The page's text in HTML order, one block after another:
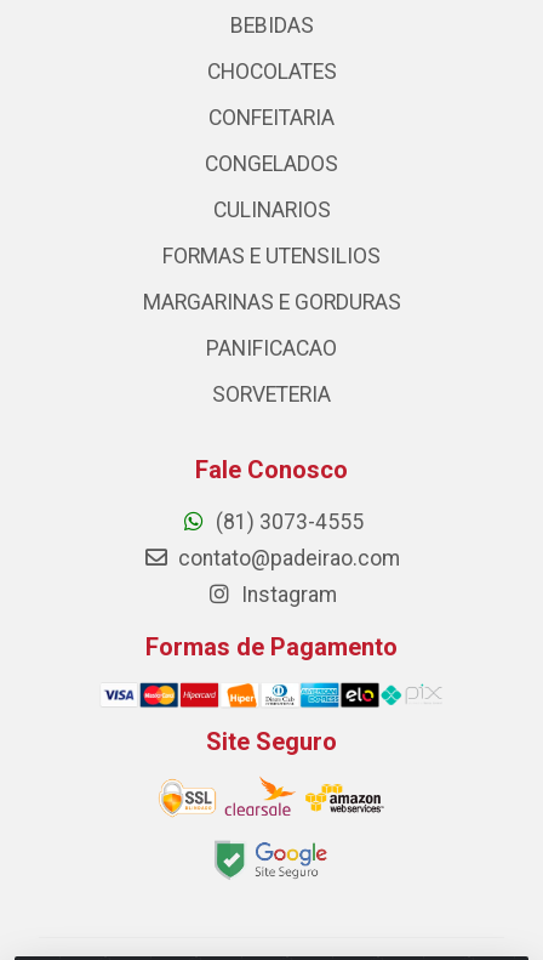
BEBIDAS
CHOCOLATES
CONFEITARIA
CONGELADOS
CULINARIOS
FORMAS E UTENSILIOS
MARGARINAS E GORDURAS
PANIFICACAO
SORVETERIA
Fale Conosco
(81) 3073-4555
contato@padeirao.com
Instagram
Formas de Pagamento
Site Seguro